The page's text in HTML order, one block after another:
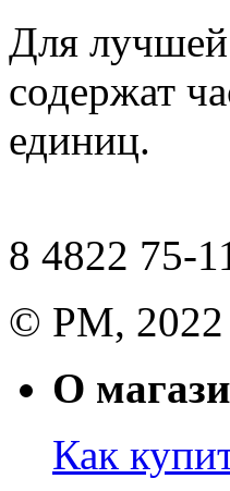
Для лучшей
содержат
единиц.
8 4822 75-
© РМ, 2022
О
Как